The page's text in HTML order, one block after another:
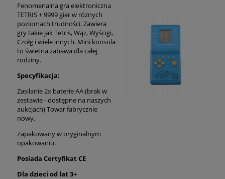
Fenomenalna gra elektroniczna
TETRIS + 9999 gier w różnych
poziomach trudności. Zawiera
gry takie jak Tetris, Wąż, Wyścigi,
Czołg i wiele innych. Mini konsola
to świetna zabawa dla całej
rodziny.
Specyfikacja:
Zasilanie 2x baterie AA (brak w
zestawie - dostępne na naszych
aukcjach) Towar fabrycznie
nowy.
Zapakowany w oryginalnym
opakowaniu.
Posiada Certyfikat CE
Dla dzieci od lat 3+